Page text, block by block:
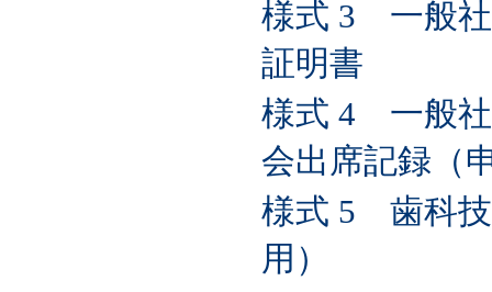
様式 3 一般社
証明書
様式 4 一般社
会出席記録（
様式 5 歯科技
用）